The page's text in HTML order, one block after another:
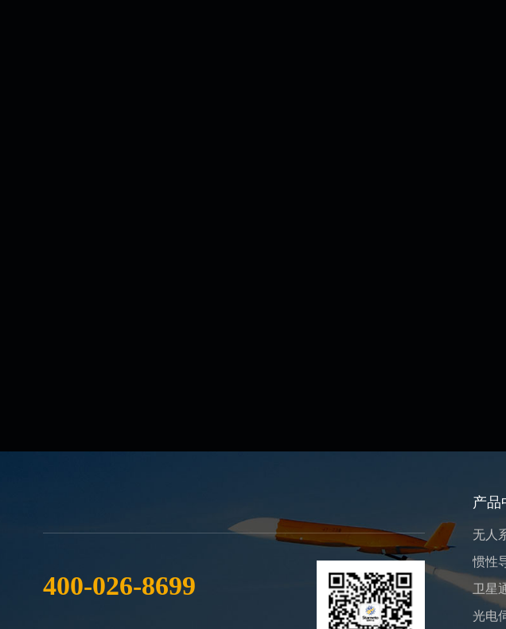
400-026-8699
产品
无人
惯性
卫星
光电